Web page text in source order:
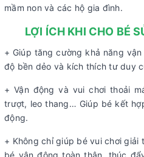
mầm non và các hộ gia đình.
LỢI ÍCH KHI CHO BÉ
+ Giúp tăng cường khả năng
độ bền dẻo và kích thích tư duy
+ Vận động và vui chơi thoải
trượt, leo thang… Giúp bé kết
động.
+ Không chỉ giúp bé vui chơi